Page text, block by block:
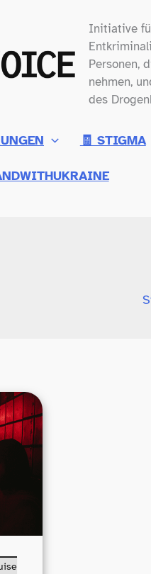
Initiative
Personen,
nehmen,
des
🧾 STIGMA